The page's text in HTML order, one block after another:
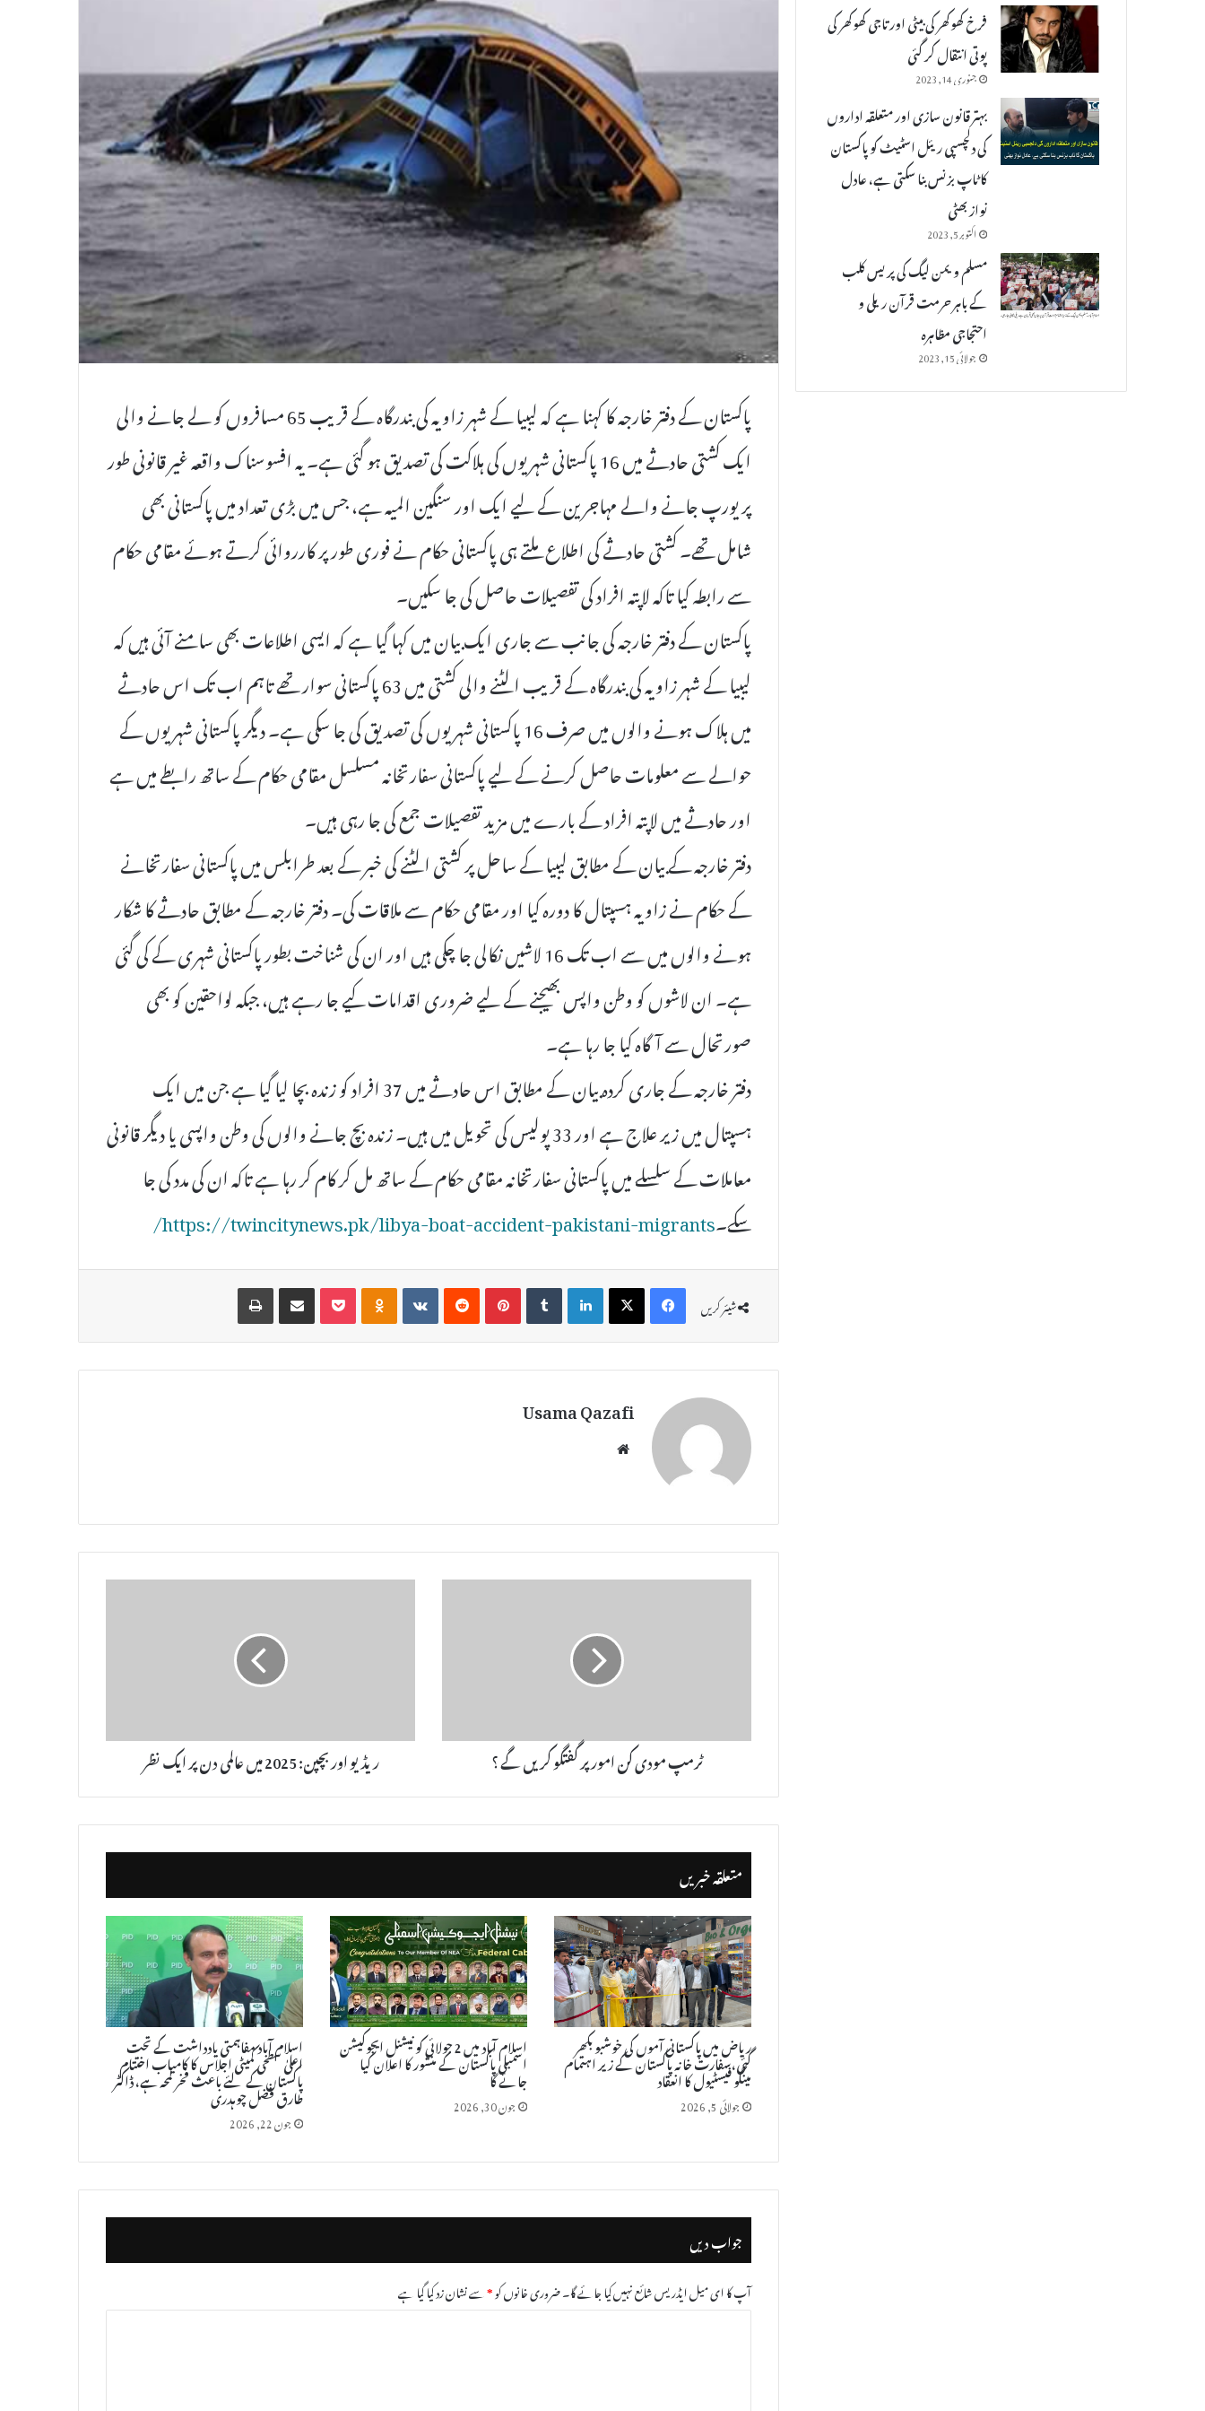
پاکستان کے دفتر خارجہ کا کہنا ہے کہ لیبیا کے شہر زاویہ کی بندرگاہ کے قریب 65 مسافروں کو لے جانے والی
ایک کشتی حادثے میں 16 پاکستانی شہریوں کی ہلاکت کی تصدیق ہو گئی ہے۔ یہ افسوسناک واقعہ غیر قانونی طور
پر یورپ جانے والے مہاجرین کے لیے ایک اور سنگین المیہ ہے، جس میں بڑی تعداد میں پاکستانی بھی
شامل تھے۔ کشتی حادثے کی اطلاع ملتے ہی پاکستانی حکام نے فوری طور پر کارروائی کرتے ہوئے مقامی حکام
سے رابطہ کیا تاکہ لاپتہ افراد کی تفصیلات حاصل کی جا سکیں۔
پاکستان کے دفتر خارجہ کی جانب سے جاری ایک بیان میں کہا گیا ہے کہ ایسی اطلاعات بھی سامنے آئی ہیں کہ
لیبیا کے شہر زاویہ کی بندرگاہ کے قریب الٹنے والی کشتی میں 63 پاکستانی سوار تھے تاہم اب تک اس حادثے
میں ہلاک ہونے والوں میں صرف 16 پاکستانی شہریوں کی تصدیق کی جا سکی ہے۔ دیگر پاکستانی شہریوں کے
حوالے سے معلومات حاصل کرنے کے لیے پاکستانی سفارتخانہ مسلسل مقامی حکام کے ساتھ رابطے میں ہے
اور حادثے میں لاپتہ افراد کے بارے میں مزید تفصیلات جمع کی جا رہی ہیں۔
دفتر خارجہ کے بیان کے مطابق لیبیا کے ساحل پر کشتی الٹنے کی خبر کے بعد طرابلس میں پاکستانی سفارتخانے
کے حکام نے زاویہ ہسپتال کا دورہ کیا اور مقامی حکام سے ملاقات کی۔ دفتر خارجہ کے مطابق حادثے کا شکار
ہونے والوں میں سے اب تک 16 لاشیں نکالی جا چکی ہیں اور ان کی شناخت بطور پاکستانی شہری کے کی گئی
ہے۔ ان لاشوں کو وطن واپس بھیجنے کے لیے ضروری اقدامات کیے جا رہے ہیں، جبکہ لواحقین کو بھی
صورتحال سے آگاہ کیا جا رہا ہے۔
دفتر خارجہ کے جاری کردہ بیان کے مطابق اس حادثے میں 37 افراد کو زندہ بچا لیا گیا ہے جن میں ایک
ہسپتال میں زیر علاج ہے اور 33 پولیس کی تحویل میں ہیں۔ زندہ بچ جانے والوں کی وطن واپسی یا دیگر قانونی
معاملات کے سلسلے میں پاکستانی سفارتخانہ مقامی حکام کے ساتھ مل کر کام کر رہا ہے تاکہ ان کی مدد کی جا
سکے۔https://twincitynews.pk/libya-boat-accident-pakistani-migrants/
شیئر کریں
Facebook
X
LinkedIn
VKontakte
Usama Qazafi
ٹرمپ مودی کن امور پر گفتگو کریں گے ؟ ریڈیو اور بچپن: 2025 میں عالمی دن پر ایک نظر
متعلقہ خبریں
ریاض میں پاکستانی آموں کی خوشبو بکھر
گئی، سفارت خانہ پاکستان کے زیر اہتمام
مینگو فیسٹیول کا انعقاد
جولائی 5, 2026
اسلام آباد میں 2 جولائی کو نیشنل ایجوکیشن
اسمبلی پاکستان کے منشور کا اعلان کیا
جائے گا
جون 30, 2026
اسلام آباد مفاہمتی یادداشت کے تحت
اعلیٰ سطحی کمیٹی اجلاس کا کامیاب اختتام
پاکستان کے لئے باعث فخر لمحہ ہے، ڈاکٹر
طارق فضل چوہدری
جون 22, 2026
جواب دیں
آپ کا ای میل ایڈریس شائع نہیں کیا جائے گا۔ضروری خانوں کو*سے نشان زد کیا گیا ہے
فرخ کھوکھر کی بیٹی اور تاجی کھوکھر کی
پوتی انتقال کر گئی
جنوری 14, 2023
بہتر قانون سازی اور متعلقہ اداروں
کی دلچسپی ریئل اسٹیٹ کو پاکستان
کا ٹاپ بزنس بنا سکتی ہے، عادل
نواز بھٹی
اکتوبر 5, 2023
مسلم ویمن لیگ کی پریس کلب
کے باہر حرمت قرآن ریلی و
احتجاجی مظاہرہ
جولائی 15, 2023